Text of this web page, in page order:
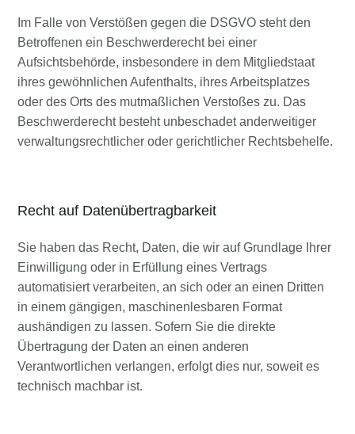
Im Falle von Verstößen gegen die DSGVO steht den
Betroffenen ein Beschwerderecht bei einer
Aufsichtsbehörde, insbesondere in dem Mitgliedstaat
ihres gewöhnlichen Aufenthalts, ihres Arbeitsplatzes
oder des Orts des mutmaßlichen Verstoßes zu. Das
Beschwerderecht besteht unbeschadet anderweitiger
verwaltungsrechtlicher oder gerichtlicher Rechtsbehelfe.
Recht auf Daten­übertrag­barkeit
Sie haben das Recht, Daten, die wir auf Grundlage Ihrer
Einwilligung oder in Erfüllung eines Vertrags
automatisiert verarbeiten, an sich oder an einen Dritten
in einem gängigen, maschinenlesbaren Format
aushändigen zu lassen. Sofern Sie die direkte
Übertragung der Daten an einen anderen
Verantwortlichen verlangen, erfolgt dies nur, soweit es
technisch machbar ist.